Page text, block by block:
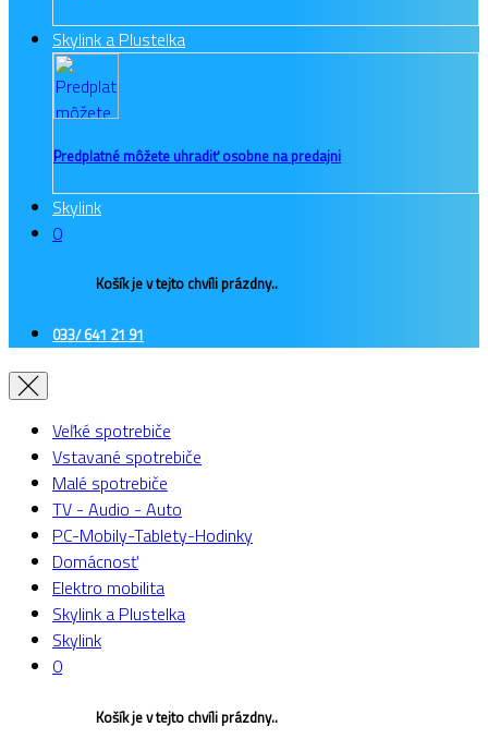
Skylink a Plustelka
Predplatné môžete uhradiť osobne na predajni
Skylink
0
Košík je v tejto chvíli prázdny..
033/ 641 21 91
Veľké spotrebiče
Vstavané spotrebiče
Malé spotrebiče
TV - Audio - Auto
PC-Mobily-Tablety-Hodinky
Domácnosť
Elektro mobilita
Skylink a Plustelka
Skylink
0
Košík je v tejto chvíli prázdny..